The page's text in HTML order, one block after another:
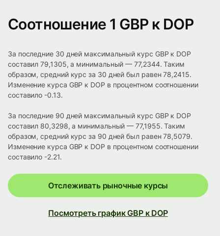
Соотношение 1 GBP к DOP
За последние 30 дней максимальный курс GBP к DOP
составил 79,1305, а минимальный — 77,2344. Таким
образом, средний курс за 30 дней был равен 78,2415.
Изменение курса GBP к DOP в процентном соотношении
составило -0.13.
За последние 90 дней максимальный курс GBP к DOP
составил 80,3298, а минимальный — 77,1955. Таким
образом, средний курс за 90 дней был равен 78,5079.
Изменение курса GBP к DOP в процентном соотношении
составило -2.21.
Отслеживать рыночные курсы
Посмотреть график GBP к DOP